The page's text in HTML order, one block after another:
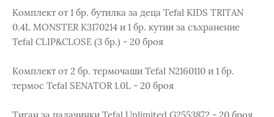
Комплект от 1 бр. бутилка за деца Tefal KIDS TRITAN
0.4L MONSTER K3170214 и 1 бр. кутии за съхранение
Tefal CLIP&CLOSE (3 бр.) - 20 броя
Комплект от 2 бр. термочаши Tefal N2160110 и 1 бр.
термос Tefal SENATOR 1.0L - 20 броя